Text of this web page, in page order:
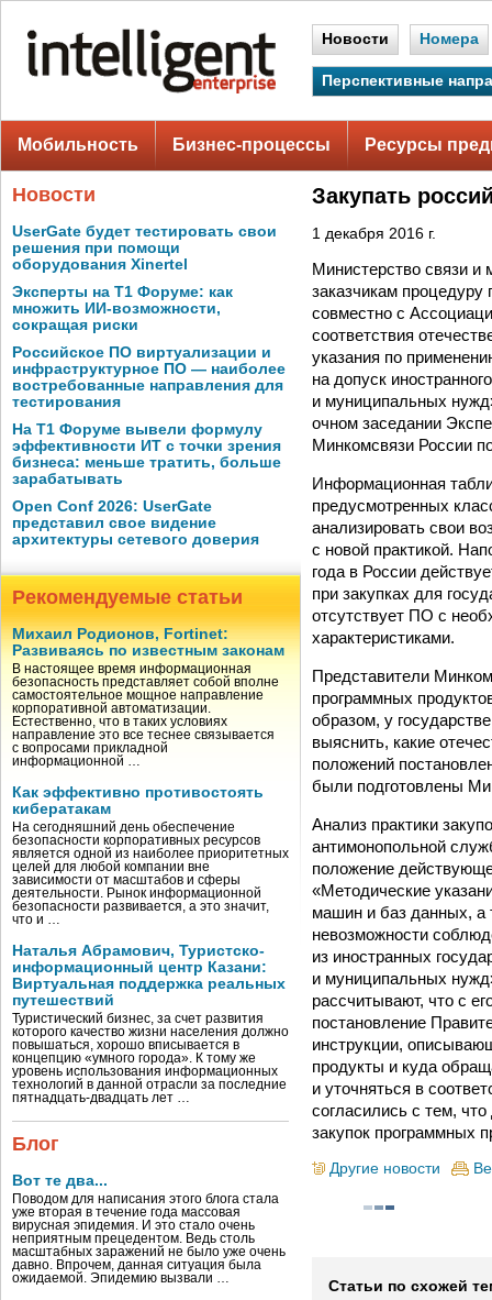
Новости Номера
Перспективные
Мобильность Бизнес-процессы Ресурсы
Новости
UserGate будет тестировать свои
решения при помощи
оборудования Xinertel
Эксперты на Т1 Форуме: как
множить ИИ-возможности,
сокращая риски
Российское ПО виртуализации и
инфраструктурное ПО — наиболее
востребованные направления для
тестирования
На Т1 Форуме вывели формулу
эффективности ИТ с точки зрения
бизнеса: меньше тратить, больше
зарабатывать
Open Conf 2026: UserGate
представил свое видение
архитектуры сетевого доверия
Рекомендуемые статьи
Михаил Родионов, Fortinet:
Развиваясь по известным законам
В настоящее время информационная
безопасность представляет собой вполне
самостоятельное мощное направление
корпоративной автоматизации.
Естественно, что в таких условиях
направление это все теснее связывается
с вопросами прикладной
информационной …
Как эффективно противостоять
кибератакам
На сегодняшний день обеспечение
безопасности корпоративных ресурсов
является одной из наиболее приоритетных
целей для любой компании вне
зависимости от масштабов и сферы
деятельности. Рынок информационной
безопасности развивается, а это значит,
что и …
Наталья Абрамович, Туристско-
информационный центр Казани:
Виртуальная поддержка реальных
путешествий
Туристический бизнес, за счет развития
которого качество жизни населения должно
повышаться, хорошо вписывается в
концепцию «умного города». К тому же
уровень использования информационных
технологий в данной отрасли за последние
пятнадцать-двадцать лет …
Блог
Вот те два...
Поводом для написания этого блога стала
уже вторая в течение года массовая
вирусная эпидемия. И это стало очень
неприятным прецедентом. Ведь столь
масштабных заражений не было уже очень
давно. Впрочем, данная ситуация была
ожидаемой. Эпидемию вызвали …
Закупать
1 декабря 2016 г.
Министерство связи и
заказчикам процедуру
совместно с
соответствия
указания по
на допуск
и муниципальных
очном заседании
Минкомсвязи России
Информационная
предусмотренных
анализировать свои
с новой практикой.
года в России
при закупках для
отсутствует ПО с
характеристиками.
Представители
программных
образом, у
выяснить, какие
положений
были подготовлены
Анализ практики
антимонопольной
положение
«Методические
машин и баз данных, а
невозможности
из иностранных
и муниципальных
рассчитывают, что с
постановление
инструкции,
продукты и куда
и уточняться в
согласились с тем,
закупок программных
Другие новости
Статьи по схожей